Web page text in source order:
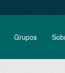
Grupos